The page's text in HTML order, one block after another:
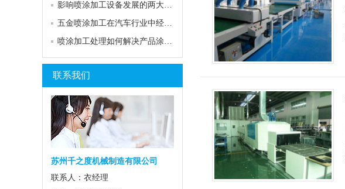
影响喷涂加工设备发展的两大因素
五金喷涂加工在汽车行业中经常会出现的误区
喷涂加工处理如何解决产品涂层的问题？
联系我们
苏州千之度机械制造有限公司
联系人：衣经理